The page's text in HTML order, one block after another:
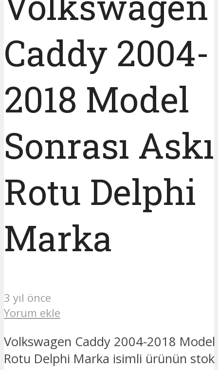
Caddy 2004-
2018 Model
Sonrası Askı
Rotu Delphi
Marka
3 yıl önce
Yorum ekle
Volkswagen Caddy 2004-2018 Model
Rotu Delphi Marka isimli ürünün stok